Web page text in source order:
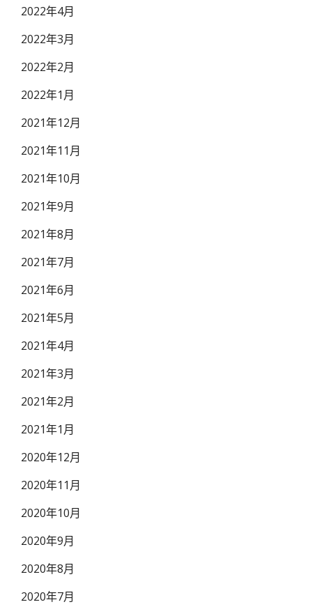
2022年4月
2022年3月
2022年2月
2022年1月
2021年12月
2021年11月
2021年10月
2021年9月
2021年8月
2021年7月
2021年6月
2021年5月
2021年4月
2021年3月
2021年2月
2021年1月
2020年12月
2020年11月
2020年10月
2020年9月
2020年8月
2020年7月